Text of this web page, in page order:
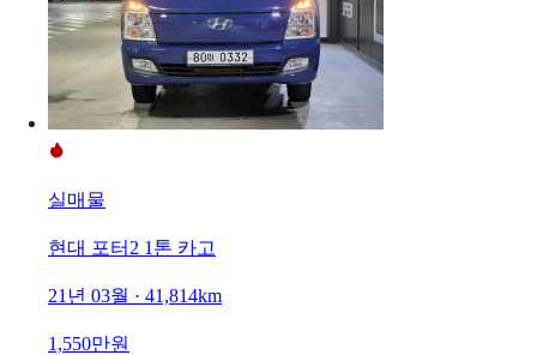
실매물
현대 포터2 1톤 카고
21년 03월 · 41,814km
1,550만원